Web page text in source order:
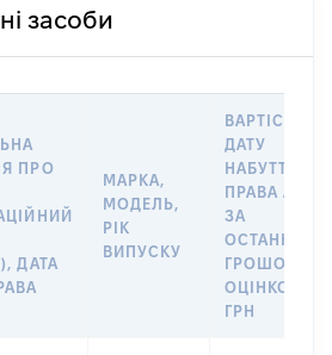
засоби
ПРО
ДАТА
МАРКА,
МОДЕЛЬ,
РІК
ВИПУСКУ
ВАРТІСТЬ НА
ДАТУ
НАБУТТЯ
ПРАВА АБО
ЗА
ГРОШОВОЮ
ОЦІНКОЮ,
ГРН